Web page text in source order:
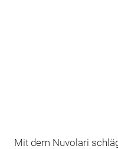
Mit dem Nuvolari